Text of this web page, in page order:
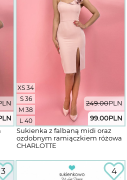
XS 34
S 36
M 38
L 40
249.00PLN
99.00PLN
Sukienka z falbaną midi oraz
ozdobnym ramiączkiem różowa
CHARLOTTE
3 4